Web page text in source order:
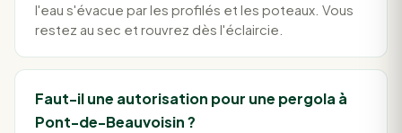
l'eau s'évacue par les profilés et les poteaux. Vous
restez au sec et rouvrez dès l'éclaircie.
Faut-il une autorisation pour une pergola à
Pont-de-Beauvoisin ?